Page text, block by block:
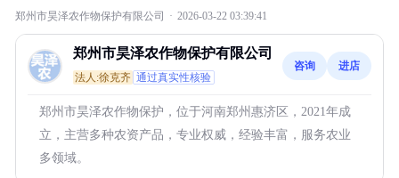
郑州市昊泽农作物保护有限公司 · 2026-03-22 03:39:41
郑州市昊泽农作物保护有限公司
法人:徐克齐 通过真实性核验
咨询 进店
郑州市昊泽农作物保护，位于河南郑州惠济区，2021年成
立，主营多种农资产品，专业权威，经验丰富，服务农业
多领域。